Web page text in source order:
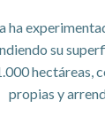
ha
su
hectáreas,
propias y